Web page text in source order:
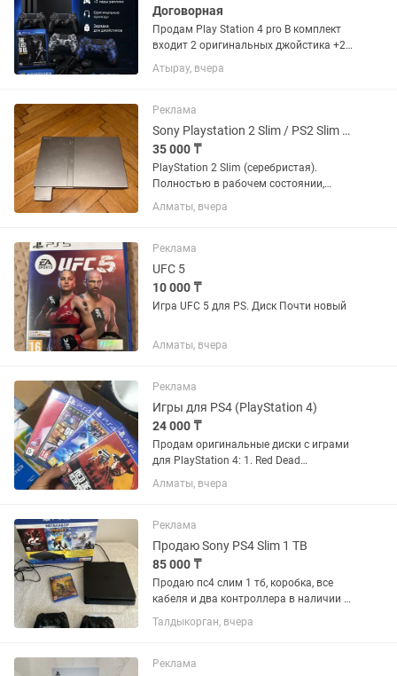
Договорная
Продам Play Station 4 pro В комплект
входит 2 оригинальных джойстика +2
пары реплики Оригинальные провода
Зарядка для джойстиков В подарок
русском языке) Приставка не...
Атырау, вчера
Реклама
Sony Playstation 2 Slim / PS2 Slim серебристый
35 000 ₸
PlayStation 2 Slim (серебристая).
Полностью в рабочем состоянии,
диски читаются, всё проверено. В
комплекте: •Консоль PS2 Slim •Два
питания •Оригинальный...
Алматы, вчера
Реклама
UFC 5
10 000 ₸
Игра UFC 5 для PS. Диск Почти новый
Алматы, вчера
Реклама
Игры для PS4 (PlayStation 4)
24 000 ₸
Продам оригинальные диски с играми
для PlayStation 4: 1. Red Dead
Redemption 2 — 8 000 – 11 000 тг 2. GTA
V (Grand Theft Auto V) — 7 000 – 9 000 тг
FIFA 20 —...
Алматы, вчера
Реклама
Продаю Sony PS4 Slim 1 TB
85 000 ₸
Продаю пс4 слим 1 тб, коробка, все
кабеля и два контроллера в наличии и
в отличном состоянии, плюсом диск
МК 11
Талдыкорган, вчера
Реклама